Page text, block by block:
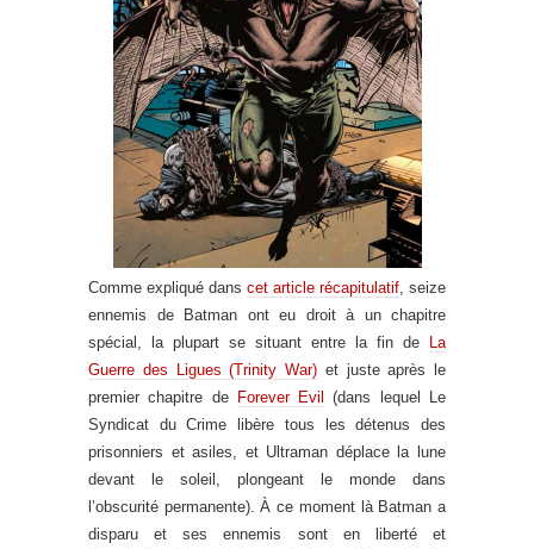
Comme expliqué dans cet article récapitulatif , seize
ennemis de Batman ont eu droit à un chapitre
spécial, la plupart se situant entre la fin de
La
Guerre des Ligues (Trinity War) et juste après le
premier chapitre de Forever Evil
(dans lequel Le
Syndicat du Crime libère tous les détenus des
prisonniers et asiles, et Ultraman déplace la lune
devant le soleil, plongeant le monde dans
l’obscurité permanente). À ce moment là Batman a
disparu et ses ennemis sont en liberté et